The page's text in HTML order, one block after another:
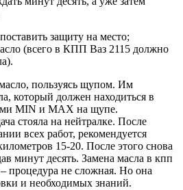
защиту на место;
(всего в КПП Ваз 2115 должно
пользуясь щупом. Им
который должен находиться в
MIN и MAX на щупе.
стояла на нейтралке. После
всех работ, рекомендуется
15-20. После этого снова
минут десять. Замена масла в кпп
процедура не сложная. Но она
и необходимых знаний.